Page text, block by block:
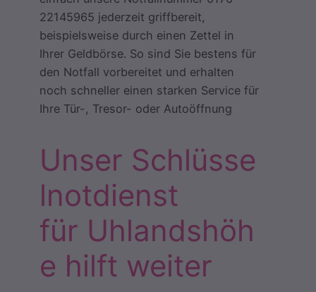
22145965 jederzeit griffbereit,
beispielsweise durch einen Zettel in
Ihrer Geldbörse. So sind Sie bestens für
den Notfall vorbereitet und erhalten
noch schneller einen starken Service für
Ihre Tür-, Tresor- oder Autoöffnung
Unser Schlüsse
lnotdienst
für Uhlandshöh
e hilft weiter